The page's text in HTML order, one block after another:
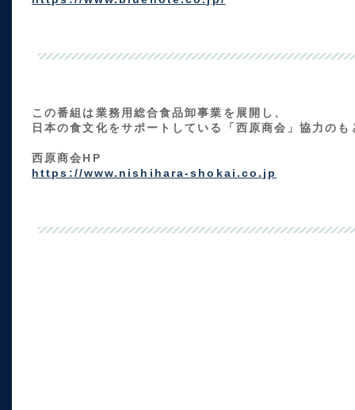
この番組は業務用総合食品卸事業を展開し、
日本の食文化をサポートしている「西原商会」協力の
西原商会HP
https://www.nishihara-shokai.co.jp